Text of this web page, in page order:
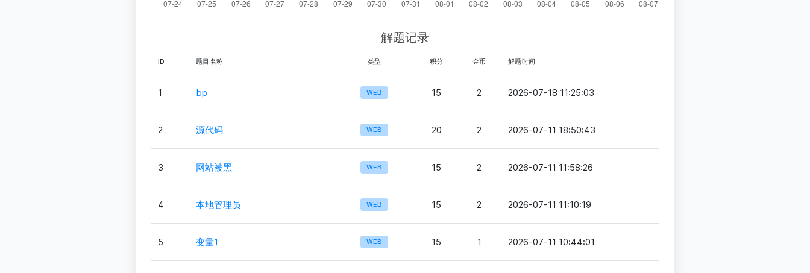
解题记录
ID 题目名称 类型 积分 金币 解题时间
1 bp WEB 15 2 2026-07-18 11:25:03
2 源代码 WEB 20 2 2026-07-11 18:50:43
3 网站被黑 WEB 15 2 2026-07-11 11:58:26
4 本地管理员 WEB 15 2 2026-07-11 11:10:19
5 变量1 WEB 15 1 2026-07-11 10:44:01